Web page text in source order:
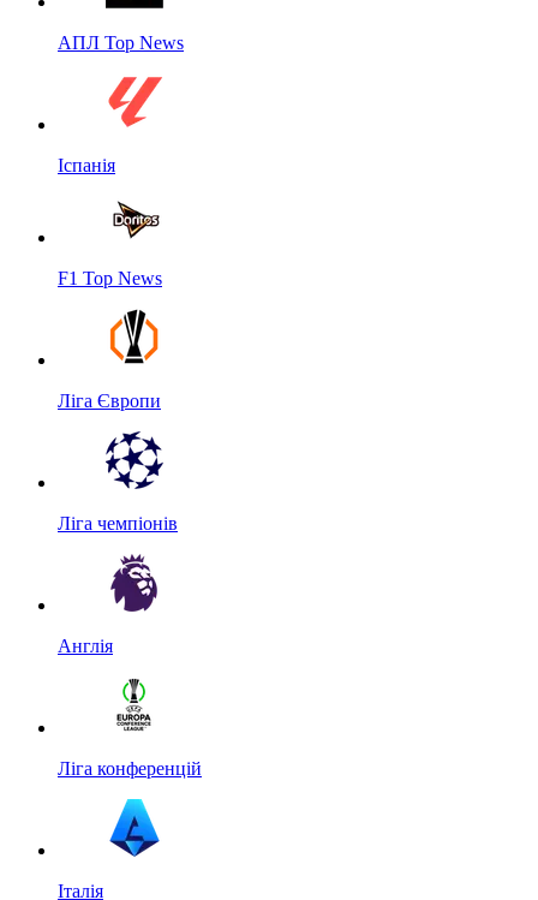
АПЛ Top News
Іспанія
F1 Top News
Ліга Європи
Ліга чемпіонів
Англія
Ліга конференцій
Італія